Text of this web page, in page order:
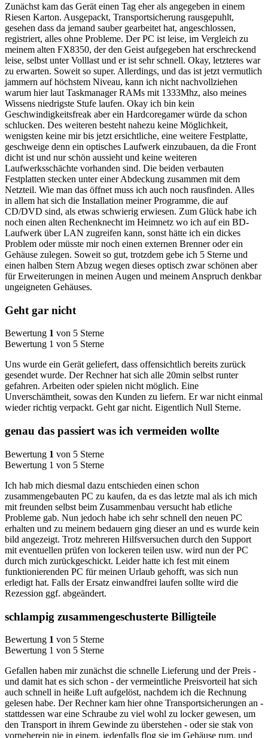
Zunächst kam das Gerät einen Tag eher als angegeben in einem
Riesen Karton. Ausgepackt, Transportsicherung rausgepuhlt,
gesehen dass da jemand sauber gearbeitet hat, angeschlossen,
registriert, alles ohne Probleme. Der PC ist leise, im Vergleich zu
meinem alten FX8350, der den Geist aufgegeben hat erschreckend
leise, selbst unter Volllast und er ist sehr schnell. Okay, letzteres war
zu erwarten. Soweit so super. Allerdings, und das ist jetzt vermutlich
jammern auf höchstem Niveau, kann ich nicht nachvollziehen
warum hier laut Taskmanager RAMs mit 1333Mhz, also meines
Wissens niedrigste Stufe laufen. Okay ich bin kein
Geschwindigkeitsfreak aber ein Hardcoregamer würde da schon
schlucken. Des weiteren besteht nahezu keine Möglichkeit,
wenigsten keine mir bis jetzt ersichtliche, eine weitere Festplatte,
geschweige denn ein optisches Laufwerk einzubauen, da die Front
dicht ist und nur schön aussieht und keine weiteren
Laufwerksschächte vorhanden sind. Die beiden verbauten
Festplatten stecken unter einer Abdeckung zusammen mit dem
Netzteil. Wie man das öffnet muss ich auch noch rausfinden. Alles
in allem hat sich die Installation meiner Programme, die auf
CD/DVD sind, als etwas schwierig erwiesen. Zum Glück habe ich
noch einen alten Rechenknecht im Heimnetz wo ich auf ein BD-
Laufwerk über LAN zugreifen kann, sonst hätte ich ein dickes
Problem oder müsste mir noch einen externen Brenner oder ein
Gehäuse zulegen. Soweit so gut, trotzdem gebe ich 5 Sterne und
einen halben Stern Abzug wegen dieses optisch zwar schönen aber
für Erweiterungen in meinen Augen und meinem Anspruch denkbar
ungeigneten Gehäuses.
Geht gar nicht
Bewertung 1 von 5 Sterne
Bewertung 1 von 5 Sterne
Uns wurde ein Gerät geliefert, dass offensichtlich bereits zurück
gesendet wurde. Der Rechner hat sich alle 20min selbst runter
gefahren. Arbeiten oder spielen nicht möglich. Eine
Unverschämtheit, sowas den Kunden zu liefern. Er war nicht einmal
wieder richtig verpackt. Geht gar nicht. Eigentlich Null Sterne.
genau das passiert was ich vermeiden wollte
Bewertung 1 von 5 Sterne
Bewertung 1 von 5 Sterne
Ich hab mich diesmal dazu entschieden einen schon
zusammengebauten PC zu kaufen, da es das letzte mal als ich mich
mit freunden selbst beim Zusammenbau versucht hab etliche
Probleme gab. Nun jedoch habe ich sehr schnell den neuen PC
erhalten und zu meinem bedauern ging dieser an und es wurde kein
bild angezeigt. Trotz mehreren Hilfsversuchen durch den Support
mit eventuellen prüfen von lockeren teilen usw. wird nun der PC
durch mich zurückgeschickt. Leider hatte ich fest mit einem
funktionierenden PC für meinen Urlaub gehofft, was sich nun
erledigt hat. Falls der Ersatz einwandfrei laufen sollte wird die
Rezession ggf. abgeändert.
schlampig zusammengeschusterte Billigteile
Bewertung 1 von 5 Sterne
Bewertung 1 von 5 Sterne
Gefallen haben mir zunächst die schnelle Lieferung und der Preis -
und damit hat es sich schon - der vermeintliche Preisvorteil hat sich
auch schnell in heiße Luft aufgelöst, nachdem ich die Rechnung
gelesen habe. Der Rechner kam hier ohne Transportsicherungen an -
stattdessen war eine Schraube zu viel wohl zu locker gewesen, um
den Transport in ihrem Gewinde zu überstehen - oder sie stak von
vorneherein nie in einem, jedenfalls flog sie im Gehäuse rum, und